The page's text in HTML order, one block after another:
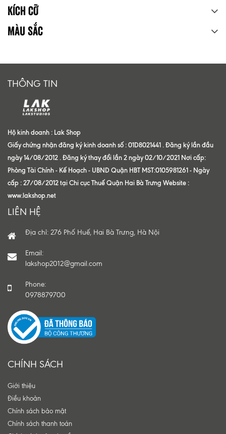
Kích cỡ
Màu sắc
THÔNG TIN
Hộ kinh doanh : Lak Shop
Giấy chứng nhận đăng ký kinh doanh số : 01D8021441 . Đăng ký lần đầu
ngày 14/08/2012 . Đăng ký thay đổi lần 2 ngày 02/10/2021 Nơi cấp:
Phòng Tài Chính - Kế Hoạch - UBND Quận HBT MST:0105981261 - Ngày
cấp : 27/08/2012 tại Chi cục Thuế Quận Hai Bà Trưng Website :
www.lakshop.net
LIÊN HỆ
Địa chỉ: 276 Phố Huế, Hai Bà Trưng, Hà Nội
Email:
lakshop2012@gmail.com
Phone:
0978879700
CHÍNH SÁCH
Giới thiệu
Điều khoản
Chính sách bảo mật
Chính sách thanh toán